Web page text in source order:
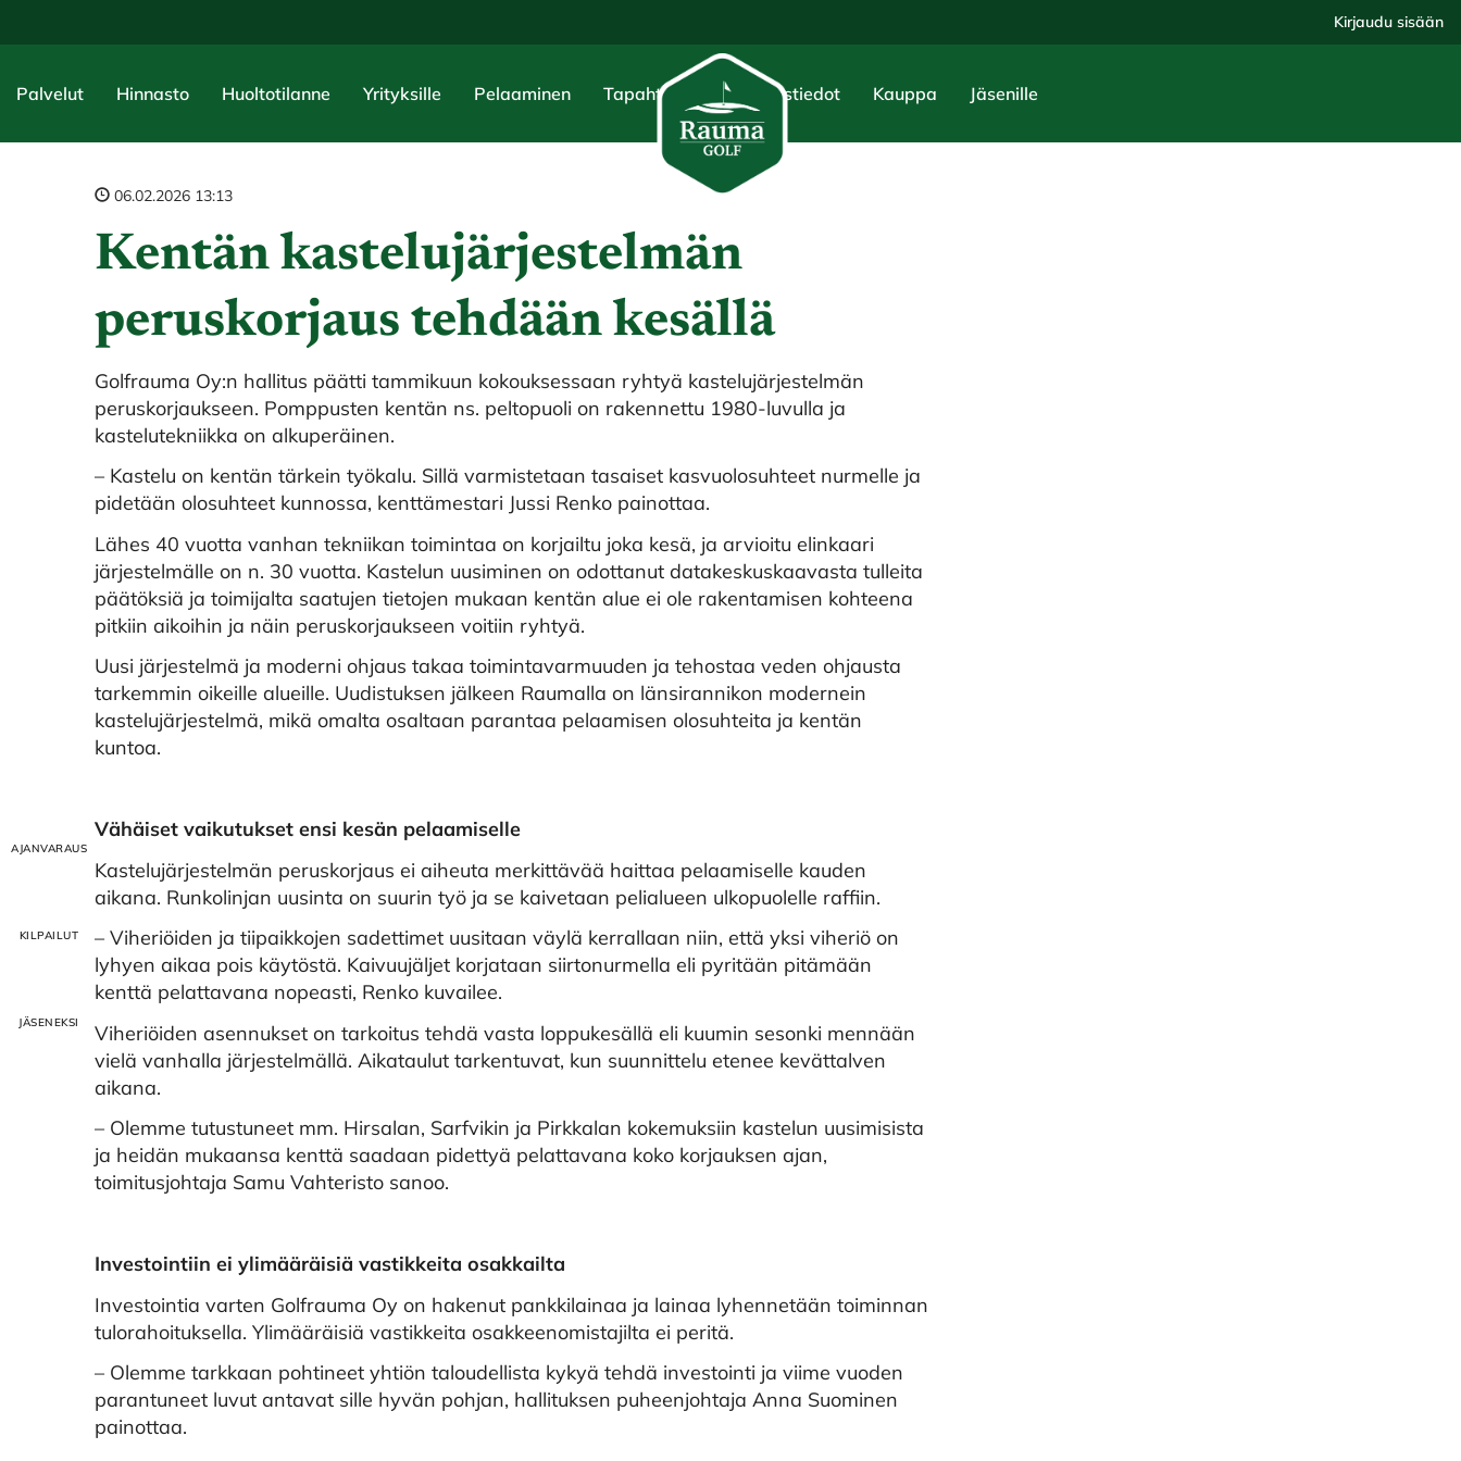
Kirjaudu sisään
Palvelut Hinnasto Huoltotilanne Yrityksille Pelaaminen Tapahtumat Yhteystiedot Kauppa Jäsenille
06.02.2026 13:13
Kentän kastelujärjestelmän
peruskorjaus tehdään kesällä
Golfrauma Oy:n hallitus päätti tammikuun kokouksessaan ryhtyä kastelujärjestelmän
peruskorjaukseen. Pomppusten kentän ns. peltopuoli on rakennettu 1980-luvulla ja
kastelutekniikka on alkuperäinen.
– Kastelu on kentän tärkein työkalu. Sillä varmistetaan tasaiset kasvuolosuhteet nurmelle ja
pidetään olosuhteet kunnossa, kenttämestari Jussi Renko painottaa.
Lähes 40 vuotta vanhan tekniikan toimintaa on korjailtu joka kesä, ja arvioitu elinkaari
järjestelmälle on n. 30 vuotta. Kastelun uusiminen on odottanut datakeskuskaavasta tulleita
päätöksiä ja toimijalta saatujen tietojen mukaan kentän alue ei ole rakentamisen kohteena
pitkiin aikoihin ja näin peruskorjaukseen voitiin ryhtyä.
Uusi järjestelmä ja moderni ohjaus takaa toimintavarmuuden ja tehostaa veden ohjausta
tarkemmin oikeille alueille. Uudistuksen jälkeen Raumalla on länsirannikon modernein
kastelujärjestelmä, mikä omalta osaltaan parantaa pelaamisen olosuhteita ja kentän
kuntoa.
Vähäiset vaikutukset ensi kesän pelaamiselle
Kastelujärjestelmän peruskorjaus ei aiheuta merkittävää haittaa pelaamiselle kauden
aikana. Runkolinjan uusinta on suurin työ ja se kaivetaan pelialueen ulkopuolelle raffiin.
– Viheriöiden ja tiipaikkojen sadettimet uusitaan väylä kerrallaan niin, että yksi viheriö on
lyhyen aikaa pois käytöstä. Kaivuujäljet korjataan siirtonurmella eli pyritään pitämään
kenttä pelattavana nopeasti, Renko kuvailee.
Viheriöiden asennukset on tarkoitus tehdä vasta loppukesällä eli kuumin sesonki mennään
vielä vanhalla järjestelmällä. Aikataulut tarkentuvat, kun suunnittelu etenee kevättalven
aikana.
– Olemme tutustuneet mm. Hirsalan, Sarfvikin ja Pirkkalan kokemuksiin kastelun uusimisista
ja heidän mukaansa kenttä saadaan pidettyä pelattavana koko korjauksen ajan,
toimitusjohtaja Samu Vahteristo sanoo.
Investointiin ei ylimääräisiä vastikkeita osakkailta
Investointia varten Golfrauma Oy on hakenut pankkilainaa ja lainaa lyhennetään toiminnan
tulorahoituksella. Ylimääräisiä vastikkeita osakkeenomistajilta ei peritä.
– Olemme tarkkaan pohtineet yhtiön taloudellista kykyä tehdä investointi ja viime vuoden
parantuneet luvut antavat sille hyvän pohjan, hallituksen puheenjohtaja Anna Suominen
painottaa.